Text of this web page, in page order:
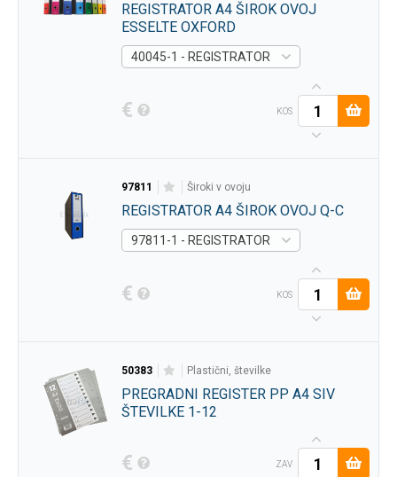
REGISTRATOR A4 ŠIROK OVOJ
ESSELTE OXFORD
40045-1 - REGISTRATOR A4 ŠIROK OVOJ
€ KOS
97811 široki v ovoju
REGISTRATOR A4 ŠIROK OVOJ Q-C
97811-1 - REGISTRATOR A4 ŠIROK OVOJ IDEA
€ KOS
50383 plastični, številke
PREGRADNI REGISTER PP A4 SIV
ŠTEVILKE 1-12
€ ZAV